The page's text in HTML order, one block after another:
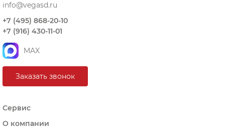
info@vegasd.ru
+7 (495) 868-20-10
+7 (916) 430-11-01
MAX
Заказать звонок
Сервис
О компании